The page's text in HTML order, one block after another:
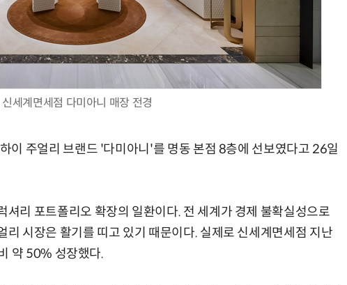
신세계면세점 다미아니 매장 전경
이 주얼리 브랜드 '다미아니'를 명동 본점 8층에 선보였다고 26일
셔리 포트폴리오 확장의 일환이다. 전 세계가 경제 불확실성으로
리 시장은 활기를 띠고 있기 때문이다. 실제로 신세계면세점 지난
약 50% 성장했다.
AI × Design : UX 디자이너의 5가지 생존 전략과 실전 대응